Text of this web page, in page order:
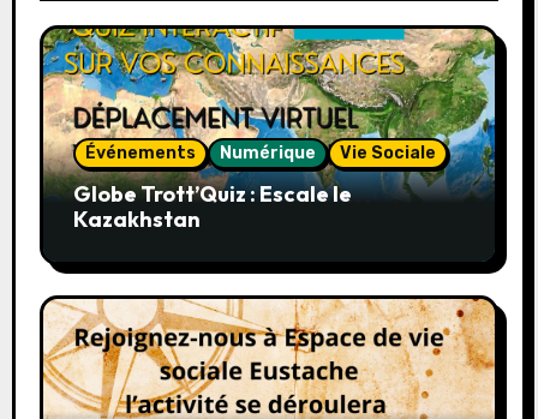
Événements Numérique Vie Sociale
Globe Trott’Quiz : Escale le
Kazakhstan